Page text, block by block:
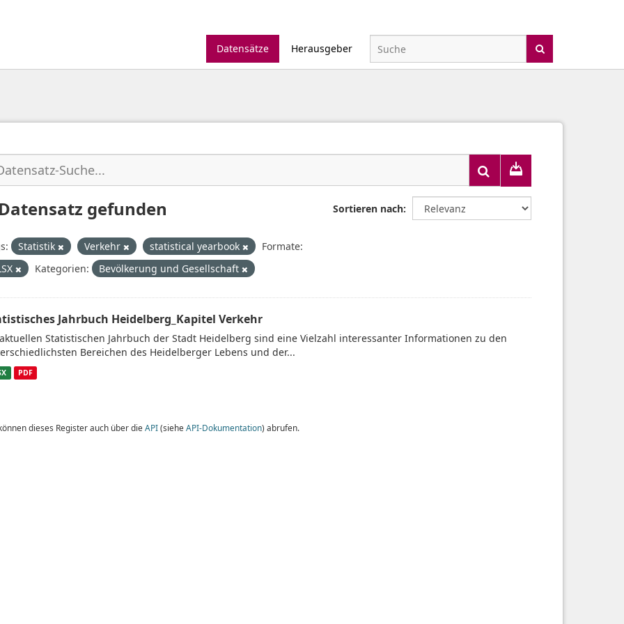
Datensätze
Herausgeber
Sortieren nach
gefunden
Statistik Verkehr statistical yearbook
Formate:
Kategorien: Bevölkerung und Gesellschaft
Jahrbuch Heidelberg_Kapitel Verkehr
Statistischen Jahrbuch der Stadt Heidelberg sind eine Vielzahl interessanter Informationen zu den
Bereichen des Heidelberger Lebens und der...
PDF
dieses Register auch über die API(siehe API-Dokumentation) abrufen.